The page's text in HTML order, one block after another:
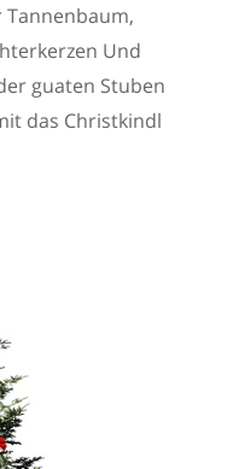
Und
guaten Stuben
das Christkindl